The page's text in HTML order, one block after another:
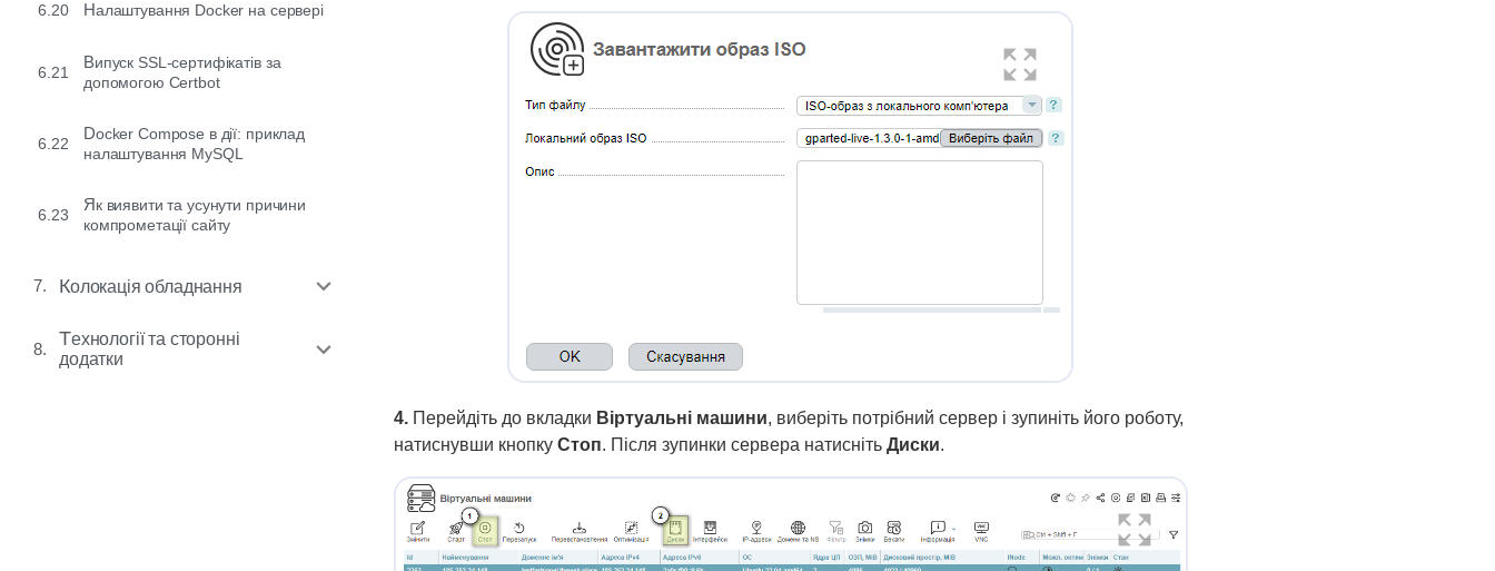
6.20 Налаштування Docker на сервері
6.21
Випуск SSL-сертифікатів за
допомогою Certbot
6.22
Docker Compose в дії: приклад
налаштування MySQL
6.23
Як виявити та усунути причини
компрометації сайту
7. Колокація обладнання
8. Технології та сторонні
додатки
4. Перейдіть до вкладки Віртуальні машини, виберіть потрібний сервер і зупиніть його роботу,
натиснувши кнопку Стоп. Після зупинки сервера натисніть Диски.